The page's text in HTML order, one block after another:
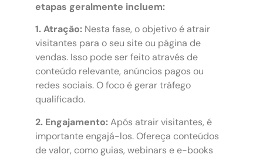
etapas geralmente incluem:
1. Atração: Nesta fase, o objetivo é atrair
visitantes para o seu site ou página de
vendas. Isso pode ser feito através de
conteúdo relevante, anúncios pagos ou
redes sociais. O foco é gerar tráfego
qualificado.
2. Engajamento:Após atrair visitantes, é
importante engajá-los. Ofereça conteúdos
de valor, como guias, webinars e e-books